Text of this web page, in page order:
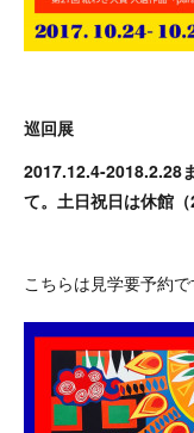
巡回展
2017.12.4-2018.2.28
て。土日祝日は休館
こちらは見学要予約で